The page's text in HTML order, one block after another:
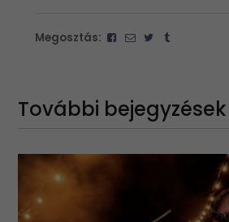
Megosztás:
További bejegyzések